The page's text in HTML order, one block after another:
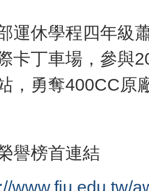
運休學程四年級
卡丁車場，參與
，勇奪400CC原
譽榜首連結
www.fju.edu.tw/